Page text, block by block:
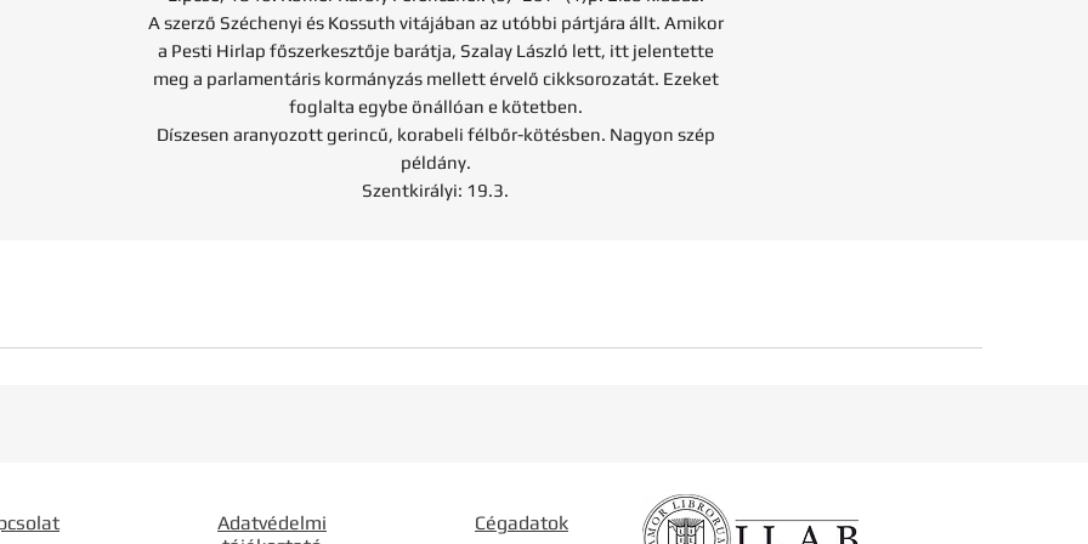
A szerző Széchenyi és Kossuth vitájában az utóbbi pártjára állt. Amikor
a Pesti Hirlap főszerkesztője barátja, Szalay László lett, itt jelentette
meg a parlamentáris kormányzás mellett érvelő cikksorozatát. Ezeket
foglalta egybe önállóan e kötetben.
Díszesen aranyozott gerincű, korabeli félbőr-kötésben. Nagyon szép
példány.
Szentkirályi: 19.3.
Adatvédelmi
Cégadatok